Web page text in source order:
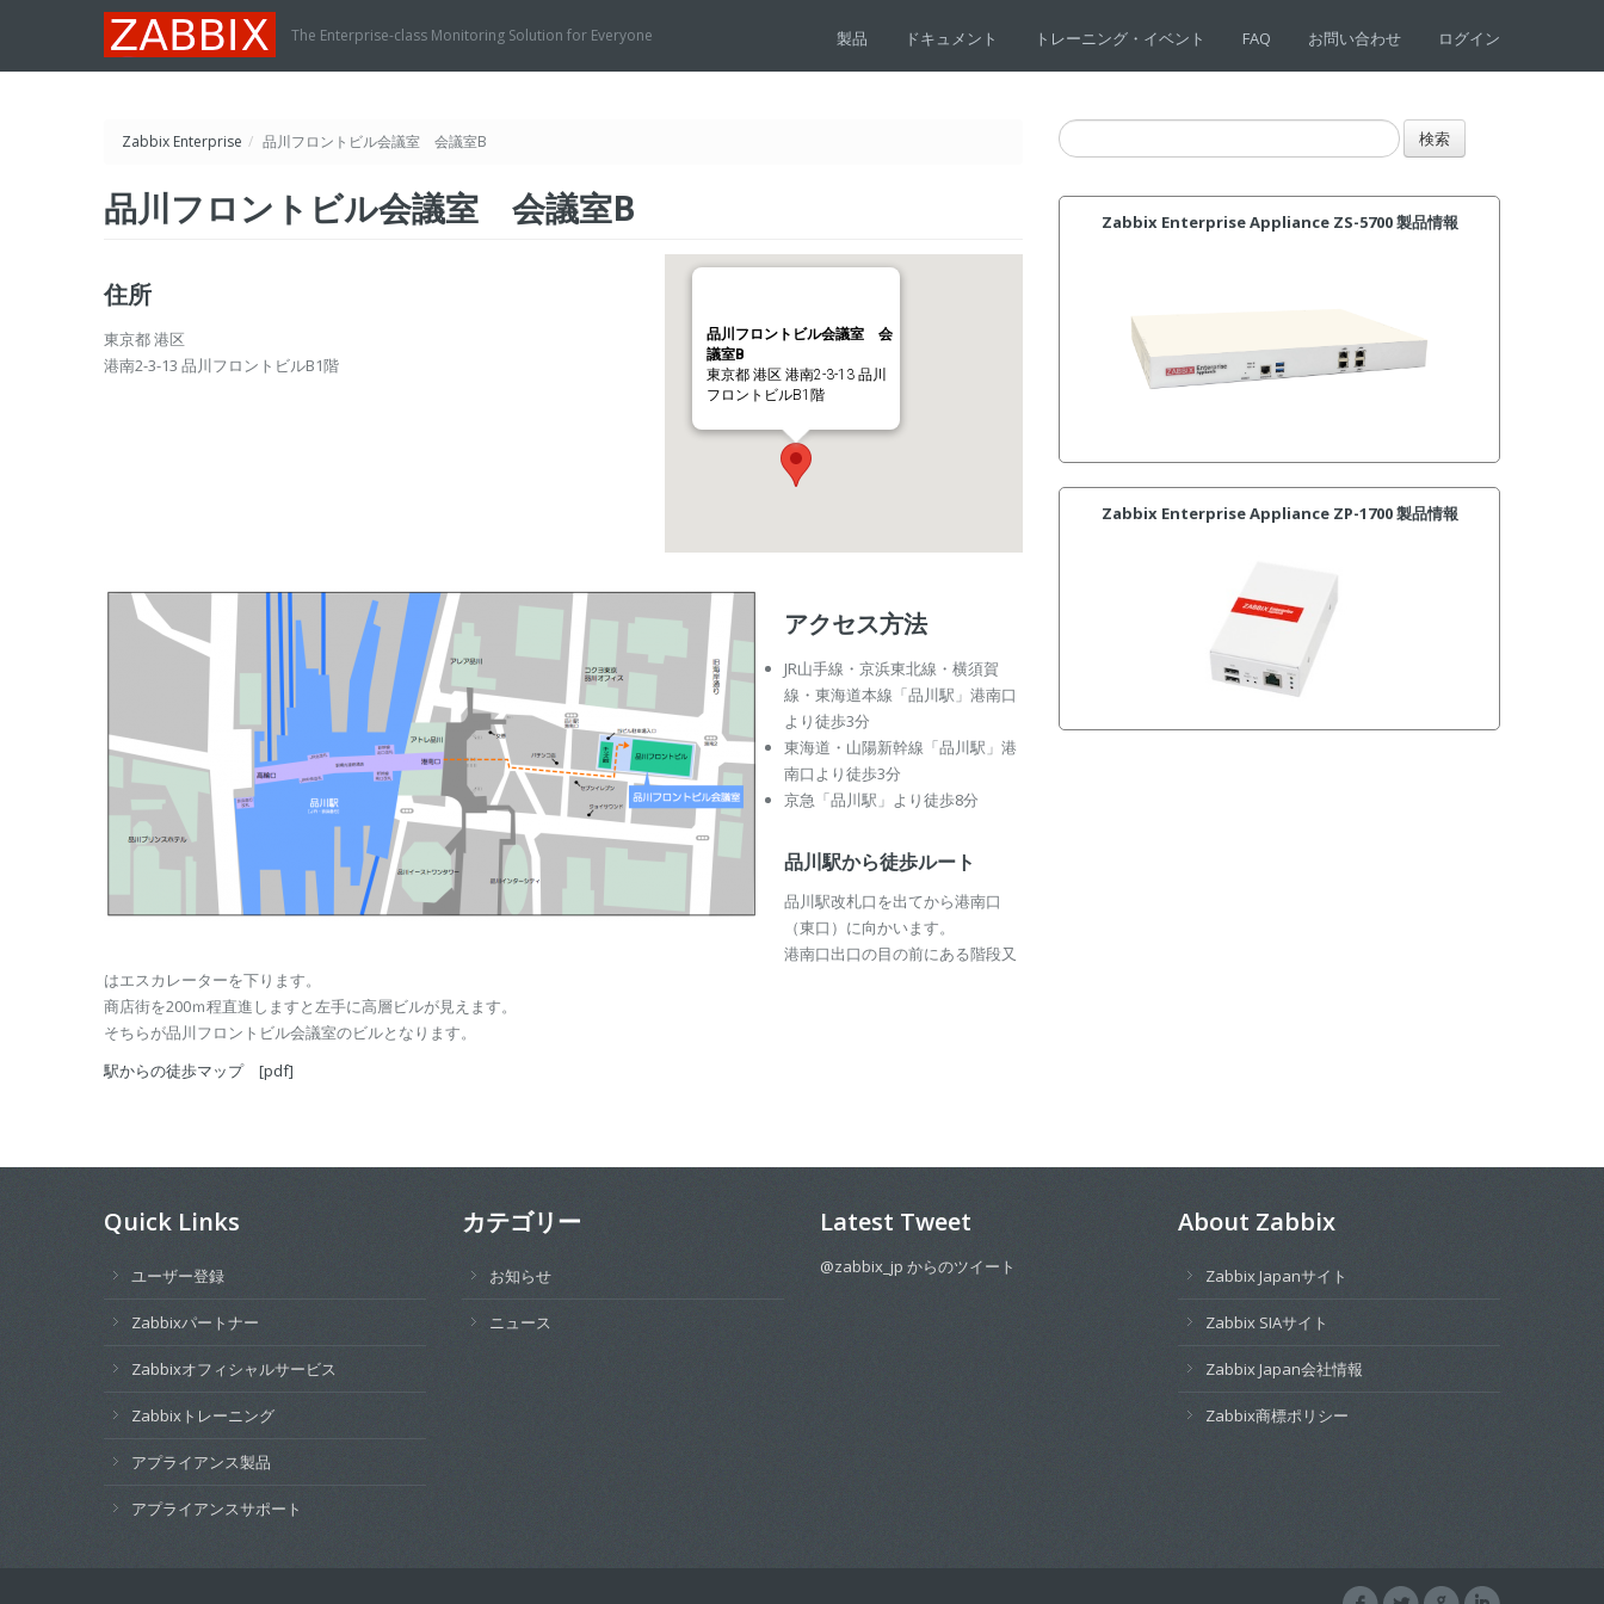
The Enterprise-class Monitoring Solution for Everyone 製品 ドキュメント トレーニング・イベント FAQ お問い合わせ ログイン
Zabbix Enterprise / 品川フロントビル会議室 会議室B
品川フロントビル会議室 会議室B
品川フロントビル会議室 会
議室B
東京都 港区 港南2-3-13 品川
フロントビルB1階
住所
東京都 港区
港南2-3-13 品川フロントビルB1階
アクセス方法
JR山手線・京浜東北線・横須賀
線・東海道本線「品川駅」港南口
より徒歩3分
東海道・山陽新幹線「品川駅」港
南口より徒歩3分
京急「品川駅」より徒歩8分
品川駅から徒歩ルート
品川駅改札口を出てから港南口
（東口）に向かいます。
港南口出口の目の前にある階段又
はエスカレーターを下ります。
商店街を200ｍ程直進しますと左手に高層ビルが見えます。
そちらが品川フロントビル会議室のビルとなります。
駅からの徒歩マップ [pdf]
Zabbix Enterprise Appliance ZS-5700 製品情報
Zabbix Enterprise Appliance ZP-1700 製品情報
Quick Links
ユーザー登録
Zabbixパートナー
Zabbixオフィシャルサービス
Zabbixトレーニング
アプライアンス製品
アプライアンスサポート
カテゴリー
お知らせ
ニュース
Latest Tweet
@zabbix_jp からのツイート
About Zabbix
Zabbix Japanサイト
Zabbix SIAサイト
Zabbix Japan会社情報
Zabbix商標ポリシー